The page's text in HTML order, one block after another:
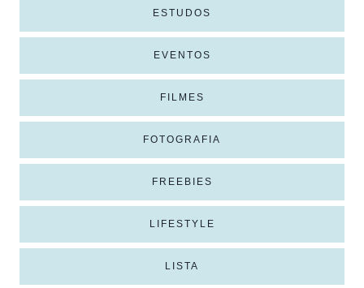
ESTUDOS
EVENTOS
FILMES
FOTOGRAFIA
FREEBIES
LIFESTYLE
LISTA